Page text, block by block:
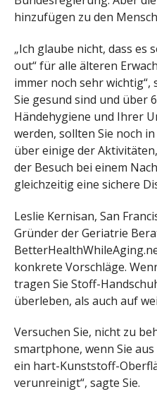
hinzufügen zu den
„Ich glaube nicht, dass es
out“ für alle älteren
immer noch sehr wichtig“,
Sie gesund sind und über
Händehygiene und Ihrer
werden, sollten Sie noch
über einige der
der Besuch bei einem
gleichzeitig eine sichere
Leslie Kernisan, San
Gründer der Geriatrie
konkrete Vorschläge.
tragen Sie Stoff-
überleben, als auch auf
Versuchen Sie, nicht zu
smartphone, wenn Sie aus
ein hart-Kunststoff-
verunreinigt“, sagte Sie.